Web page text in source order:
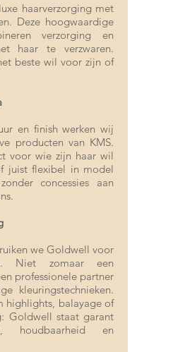
haarverzorging met
Deze hoogwaardige
verzorging en
haar te verzwaren.
beste wil voor zijn of
en finish werken wij
producten van KMS.
voor wie zijn haar wil
juist flexibel in model
concessies aan
we Goldwell voor
Niet zomaar een
professionele partner
kleuringstechnieken.
highlights, balayageof
Goldwell staat garant
houdbaarheid en